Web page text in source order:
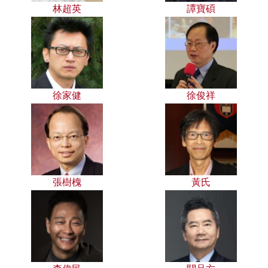
林超英 譚寶碩
徐家健 徐俊祥
張樹槐 黃氏